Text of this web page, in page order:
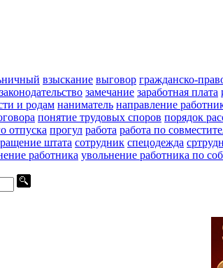
взыскание выговор гражданско-
законодательство замечание заработная плата
и родам наниматель направление
понятие трудовых споров порядок
отпуска прогул работа работа по
штата сотрудник спецодежда
работника увольнение работника по